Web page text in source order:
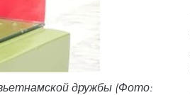
дружбы (Фото: